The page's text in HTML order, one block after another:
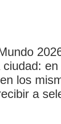
los
a